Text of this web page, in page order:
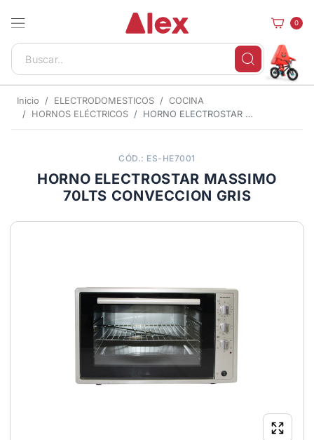
0
Inicio ELECTRODOMESTICOS
COCINA
HORNOS ELÉCTRICOS
HORNO ELECTROSTAR MASSIMO 70LTS CONVECCION GRIS
CÓD.: ES-HE7001
HORNO ELECTROSTAR MASSIMO
70LTS CONVECCION GRIS